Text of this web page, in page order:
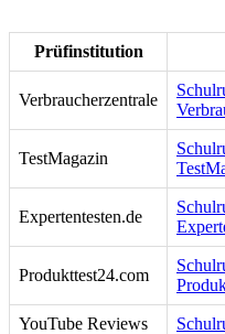
Prüfinstitution
Verbraucherzentrale
TestMagazin
Expertentesten.de
Produkttest24.com
YouTube Reviews